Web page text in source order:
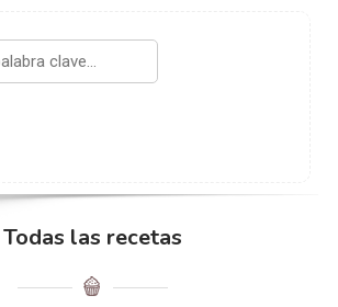
Todas las recetas